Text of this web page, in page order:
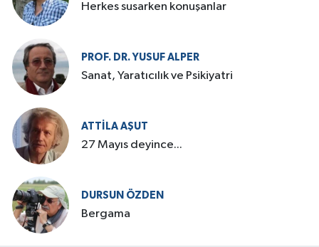
Herkes susarken konuşanlar
PROF. DR. YUSUF ALPER
Sanat, Yaratıcılık ve Psikiyatri
ATTILA AŞUT
27 Mayıs deyince...
DURSUN ÖZDEN
Bergama